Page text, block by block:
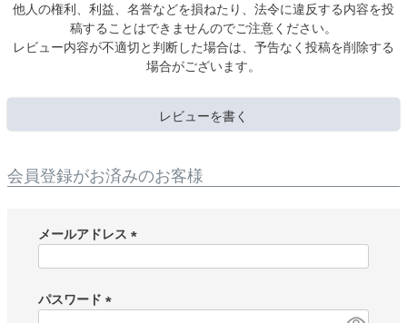
他人の権利、利益、名誉などを損ねたり、法令に違反する内容を投
稿することはできませんのでご注意ください。
レビュー内容が不適切と判断した場合は、予告なく投稿を削除する
場合がございます。
レビューを書く
会員登録がお済みのお客様
メールアドレス
)
パスワード